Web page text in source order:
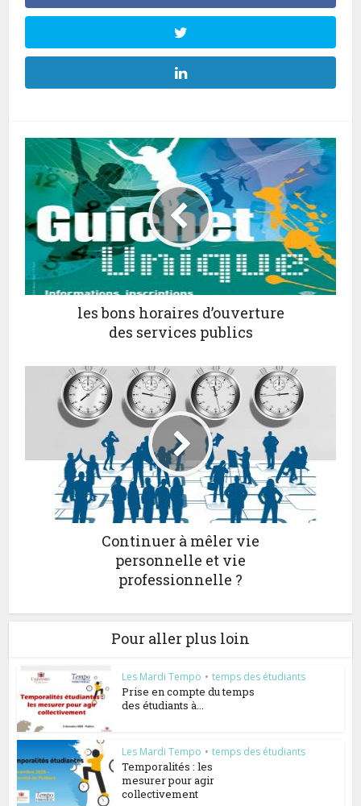
les bons horaires d’ouverture
des services publics
Continuer à mêler vie
personnelle et vie
professionnelle ?
Pour aller plus loin
Les Mardi Tempo • temps des étudiants
Prise en compte du temps
des étudiants à...
Les Mardi Tempo • temps des étudiants
Temporalités : les
mesurer pour agir
collectivement